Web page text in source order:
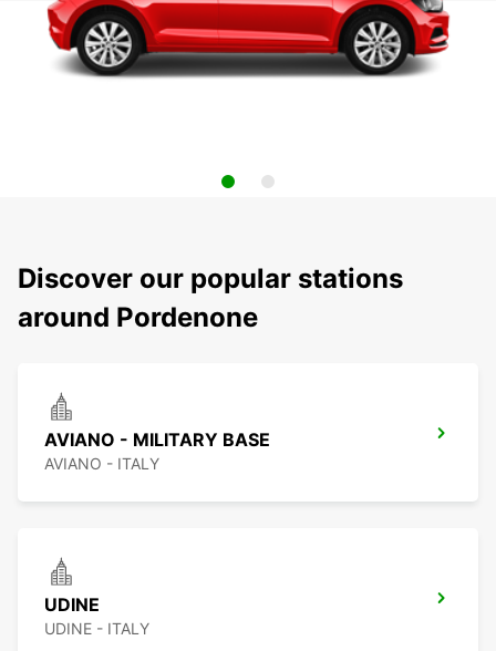
Discover our popular stations
around Pordenone
AVIANO - MILITARY BASE
AVIANO - ITALY
UDINE
UDINE - ITALY